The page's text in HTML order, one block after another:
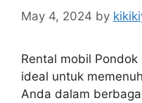
May 4, 2024 by
Rental mobil
ideal untuk
Anda dalam